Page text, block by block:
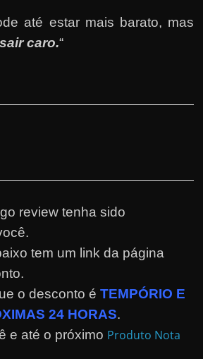
até estar mais barato, mas
caro.“
review tenha sido
tem um link da página
o desconto éTEMPÓRIO E
24 HORAS.
e até o próximo Produto Nota